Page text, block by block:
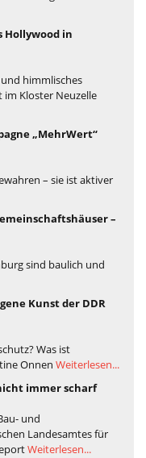
Hollywood in
himmlisches
im Kloster Neuzelle
„MehrWert“
– sie ist aktiver
–
sind baulich und
Kunst der DDR
Was ist
Onnen Weiterlesen...
immer scharf
und
Landesamtes für
Weiterlesen...